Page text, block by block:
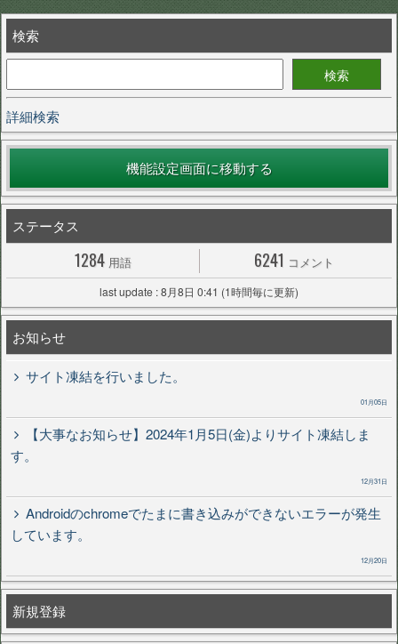
検索
詳細検索
機能設定画面に移動する
ステータス
1284 用語 6241 コメント
last update : 8月8日 0:41 (1時間毎に更新)
お知らせ
サイト凍結を行いました。
01月05日
【大事なお知らせ】2024年1月5日(金)よりサイト凍結しま
す。
12月31日
Androidのchromeでたまに書き込みができないエラーが発生
しています。
12月20日
新規登録